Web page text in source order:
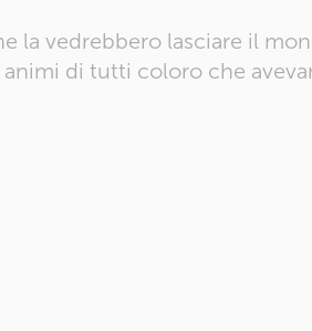
la vedrebbero lasciare il
di tutti coloro che